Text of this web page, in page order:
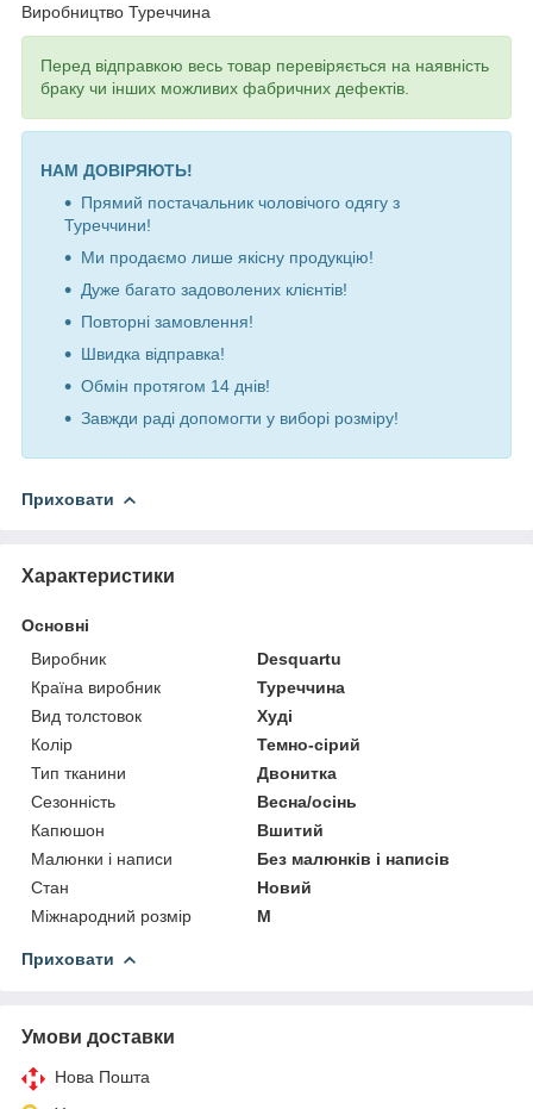
Виробництво Туреччина
Перед відправкою весь товар перевіряється на наявність
браку чи інших можливих фабричних дефектів.
НАМ ДОВІРЯЮТЬ!
Прямий постачальник чоловічого одягу з
Туреччини!
Ми продаємо лише якісну продукцію!
Дуже багато задоволених клієнтів!
Повторні замовлення!
Швидка відправка!
Обмін протягом 14 днів!
Завжди раді допомогти у виборі розміру!
Приховати
Характеристики
Основні
Виробник
Desquartu
Країна виробник
Туреччина
Вид толстовок
Худі
Колір
Темно-сірий
Тип тканини
Двонитка
Сезонність
Весна/осінь
Капюшон
Вшитий
Малюнки і написи
Без малюнків і написів
Стан
Новий
Міжнародний розмір
M
Приховати
Умови доставки
Нова Пошта